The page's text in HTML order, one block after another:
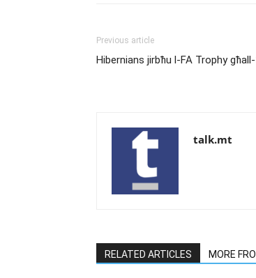
Previous article
Hibernians jirbħu l-FA Trophy
talk.mt
RELATED ARTICLES MORE